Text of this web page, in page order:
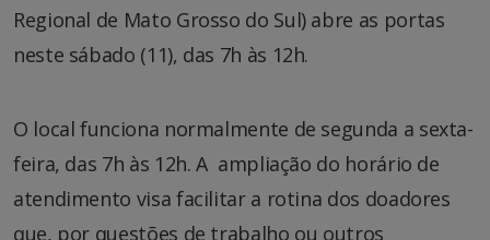
Regional de Mato Grosso do Sul) abre as portas
neste sábado (11), das 7h às 12h.
O local funciona normalmente de segunda a sexta-
feira, das 7h às 12h. A ampliação do horário de
atendimento visa facilitar a rotina dos doadores
que, por questões de trabalho ou outros